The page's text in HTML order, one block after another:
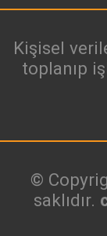
Kişisel
toplanıp
©
saklıdır.